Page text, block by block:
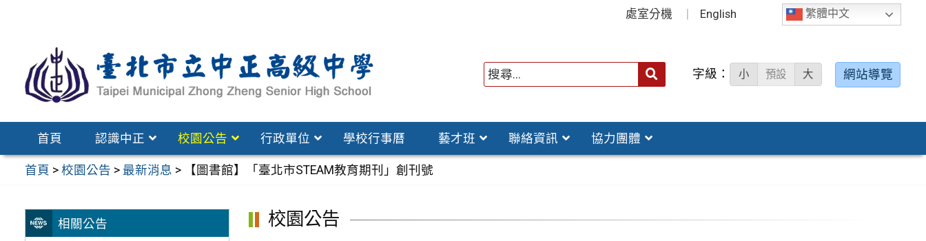
區
繁體中文
處室分機 English
字級： 小 預設 大 網站導覽
首頁 認識中正 校園公告 行政單位 學校行事曆 藝才班 聯絡資訊 協力團體
首頁 >校園公告 > 最新消息 > 【圖書館】「臺北市STEAM教育期刊」創刊號
相關公告
校園公告